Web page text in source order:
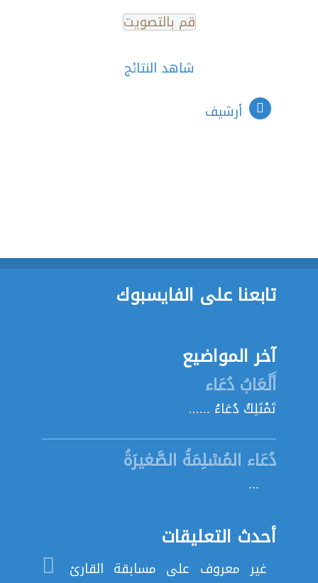
شاهد النتائج
أرشيف
تابعنا على الفايسبوك
آخر المواضيع
أَلْعَابُ دُعَاء
تَمْتَلِكُ دُعَاءُ ......
دُعَاء المُسْلِمَةُ الصَّغيرَةُ
...
أحدث التعليقات
غير معروف على مسابقة القارئ